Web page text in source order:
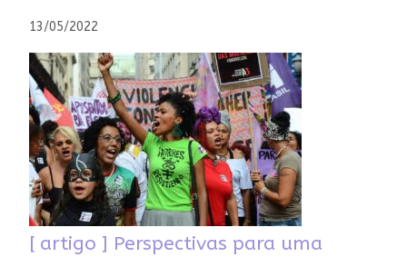
13/05/2022
[ artigo ] Perspectivas para uma